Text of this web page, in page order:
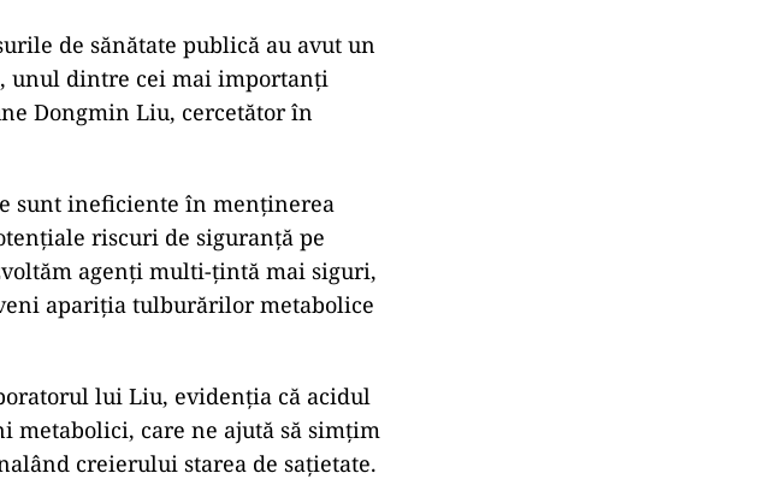
de sănătate publică au avut un
unul dintre cei mai importanți
Dongmin Liu, cercetător în
sunt ineficiente în menținerea
riscuri de siguranță pe
agenți multi-țintă mai siguri,
apariția tulburărilor metabolice
lui Liu, evidenția că acidul
metabolici, care ne ajută să simțim
creierului starea de sațietate.